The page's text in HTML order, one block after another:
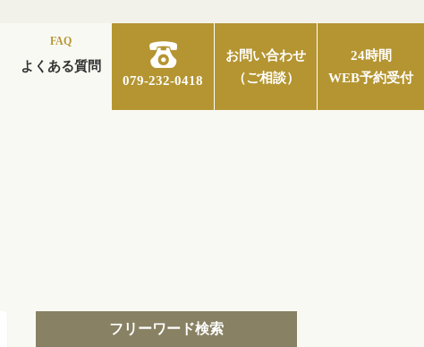
FAQ
よくある質問
079-232-0418
お問い合わせ
（ご相談）
24時間
WEB予約受付
フリーワード検索